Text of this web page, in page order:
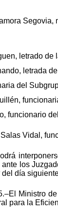
Segovia,
letrado de
letrada
del
funcionario
Vidal,
los
día
Ministro
para la